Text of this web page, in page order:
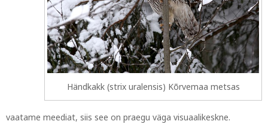
Händkakk (strix uralensis) Kõrvemaa metsas
vaatame meediat, siis see on praegu väga visuaalikeskne.